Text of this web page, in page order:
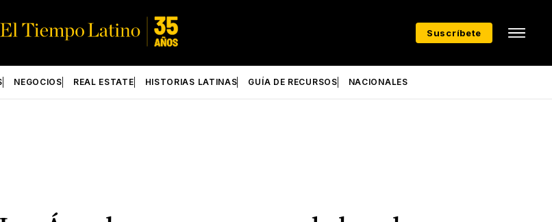
Suscríbete
NEGOCIOS REAL ESTATE HISTORIAS LATINAS GUÍA DE RECURSOS NACIONALES